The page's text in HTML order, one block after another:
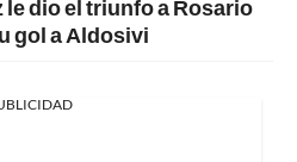
dio el triunfo a Rosario
gol a Aldosivi